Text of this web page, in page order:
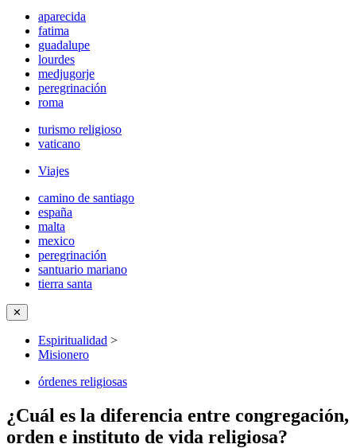
aparecida
fatima
guadalupe
lourdes
medjugorje
peregrinación
roma
turismo religioso
vaticano
Viajes
camino de santiago
españa
malta
mexico
peregrinación
santuario mariano
tierra santa
✕
Espiritualidad >
Misionero
órdenes religiosas
¿Cuál es la diferencia entre congregación,
orden e instituto de vida religiosa?